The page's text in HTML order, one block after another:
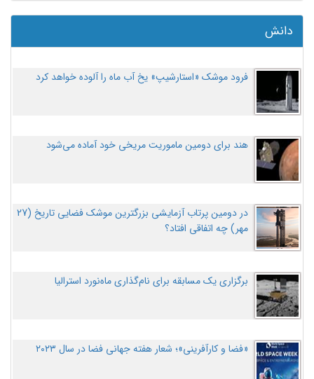
دانش
فرود موشک «استارشیپ» یخ آب ماه را آلوده خواهد کرد
هند برای دومین ماموریت مریخی خود آماده می‌شود
در دومین پرتاب آزمایشی بزرگترین موشک فضایی تاریخ (27
مهر‌) چه اتفاقی افتاد؟
برگزاری یک مسابقه برای نام‌گذاری ماه‌نورد استرالیا
«فضا و کارآفرینی»؛ شعار هفته جهانی فضا در سال ۲۰۲۳